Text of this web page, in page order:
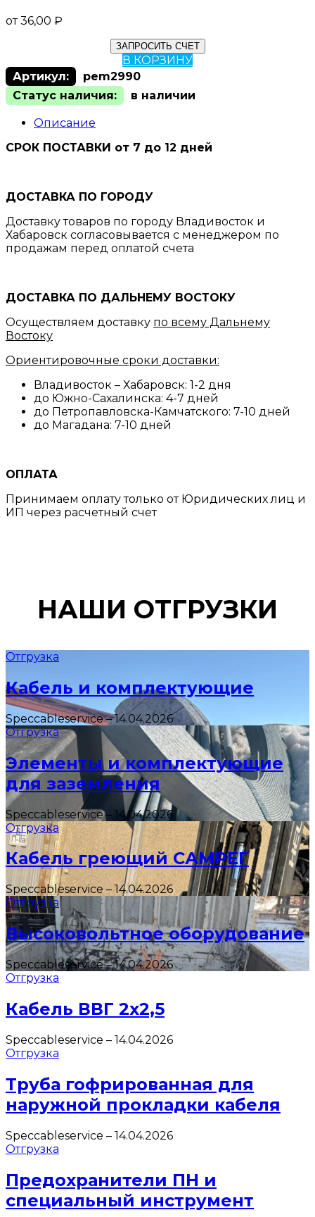
от36,00 ₽
ЗАПРОСИТЬ СЧЕТ
В КОРЗИНУ
Артикул:
pem2990
Статус наличия:
в наличии
Описание
СРОК ПОСТАВКИ от 7 до 12 дней
ДОСТАВКА ПО ГОРОДУ
Доставку товаров по городу Владивосток и
Хабаровск согласовывается с менеджером по
продажам перед оплатой счета
ДОСТАВКА ПО ДАЛЬНЕМУ ВОСТОКУ
Осуществляем доставку по всему Дальнему
Востоку
Ориентировочные сроки доставки:
Владивосток – Хабаровск: 1-2 дня
до Южно-Сахалинска: 4-7 дней
до Петропавловска-Камчатского: 7-10 дней
до Магадана: 7-10 дней
ОПЛАТА
Принимаем оплату только от Юридических лиц и
ИП через расчетный счет
НАШИ ОТГРУЗКИ
Отгрузка
Кабель и комплектующие
Speccableservice–14.04.2026
Отгрузка
Элементы и комплектующие
для заземления
Speccableservice– 14.04.2026
Отгрузка
Кабель греющий САМРЕГ
Speccableservice– 14.04.2026
Отгрузка
Высоковольтное оборудование
Speccableservice–14.04.2026
Отгрузка
Кабель ВВГ 2х2,5
Speccableservice – 14.04.2026
Отгрузка
Труба гофрированная для
наружной прокладки кабеля
Speccableservice – 14.04.2026
Отгрузка
Предохранители ПН и
специальный инструмент